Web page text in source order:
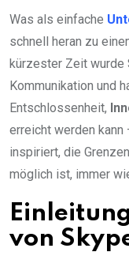
Was als einfache
schnell heran zu
kürzester Zeit wurde
Kommunikation und
Entschlossenheit,
erreicht werden
inspiriert, die
möglich ist, immer
von